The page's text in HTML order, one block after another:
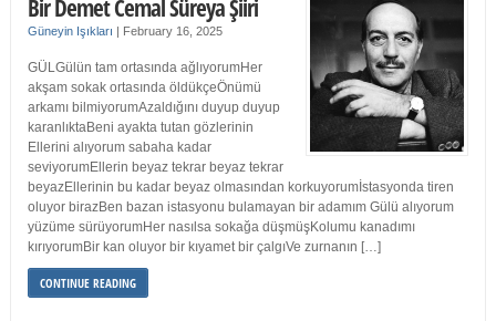
Bir Demet Cemal Süreya Şiiri
Güneyin Işıkları | February 16, 2025
GÜLGülün tam ortasında ağlıyorumHer
akşam sokak ortasında öldükçeÖnümü
arkamı bilmiyorumAzaldığını duyup duyup
karanlıktaBeni ayakta tutan gözlerinin
Ellerini alıyorum sabaha kadar
seviyorumEllerin beyaz tekrar beyaz tekrar
beyazEllerinin bu kadar beyaz olmasından korkuyorumİstasyonda tiren
oluyor birazBen bazan istasyonu bulamayan bir adamım Gülü alıyorum
yüzüme sürüyorumHer nasılsa sokağa düşmüşKolumu kanadımı
kırıyorumBir kan oluyor bir kıyamet bir çalgıVe zurnanın […]
CONTINUE READING